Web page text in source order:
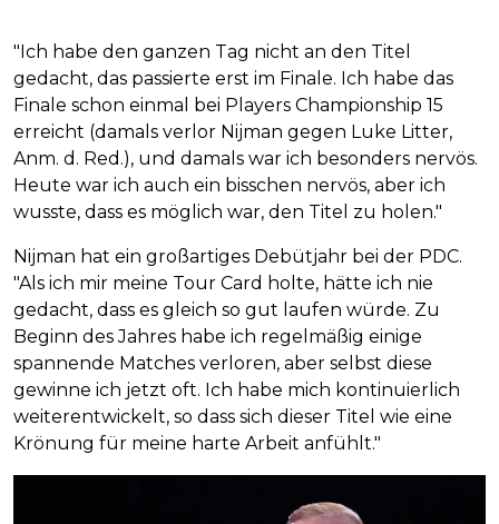
"Ich habe den ganzen Tag nicht an den Titel
gedacht, das passierte erst im Finale. Ich habe das
Finale schon einmal bei Players Championship 15
erreicht (damals verlor Nijman gegen Luke Litter,
Anm. d. Red.), und damals war ich besonders nervös.
Heute war ich auch ein bisschen nervös, aber ich
wusste, dass es möglich war, den Titel zu holen."
Nijman hat ein großartiges Debütjahr bei der PDC.
"Als ich mir meine Tour Card holte, hätte ich nie
gedacht, dass es gleich so gut laufen würde. Zu
Beginn des Jahres habe ich regelmäßig einige
spannende Matches verloren, aber selbst diese
gewinne ich jetzt oft. Ich habe mich kontinuierlich
weiterentwickelt, so dass sich dieser Titel wie eine
Krönung für meine harte Arbeit anfühlt."